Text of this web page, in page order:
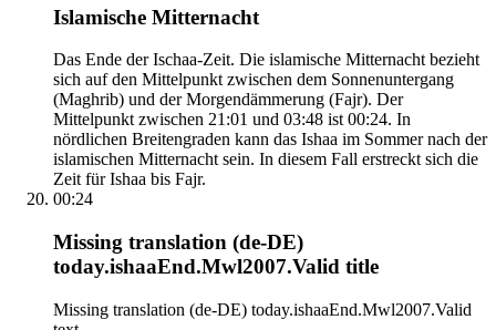
Islamische Mitternacht
Das Ende der Ischaa-Zeit. Die islamische Mitternacht bezieht
sich auf den Mittelpunkt zwischen dem Sonnenuntergang
(Maghrib) und der Morgendämmerung (Fajr). Der
Mittelpunkt zwischen 21:01 und 03:48 ist 00:24. In
nördlichen Breitengraden kann das Ishaa im Sommer nach der
islamischen Mitternacht sein. In diesem Fall erstreckt sich die
Zeit für Ishaa bis Fajr.
00:24
Missing translation (de-DE)
today.ishaaEnd.Mwl2007.Valid title
Missing translation (de-DE) today.ishaaEnd.Mwl2007.Valid